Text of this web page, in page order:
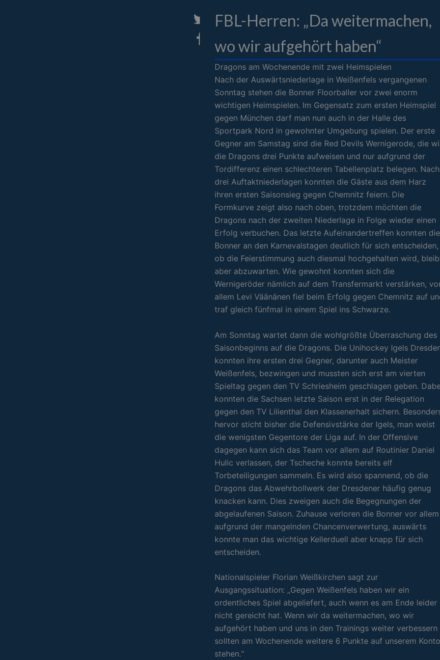
FBL-Herren: „Da weitermachen,
wo wir aufgehört haben“
Dragons am Wochenende mit zwei Heimspielen
Nach der Auswärtsniederlage in Weißenfels vergangenen
Sonntag stehen die Bonner Floorballer vor zwei enorm
wichtigen Heimspielen. Im Gegensatz zum ersten Heimspiel
gegen München darf man nun auch in der Halle des
Sportpark Nord in gewohnter Umgebung spielen. Der erste
Gegner am Samstag sind die Red Devils Wernigerode, die
die Dragons drei Punkte aufweisen und nur aufgrund der
Tordifferenz einen schlechteren Tabellenplatz belegen. Nach
drei Auftaktniederlagen konnten die Gäste aus dem Harz
ihren ersten Saisonsieg gegen Chemnitz feiern. Die
Formkurve zeigt also nach oben, trotzdem möchten die
Dragons nach der zweiten Niederlage in Folge wieder einen
Erfolg verbuchen. Das letzte Aufeinandertreffen konnten die
Bonner an den Karnevalstagen deutlich für sich entscheiden,
ob die Feierstimmung auch diesmal hochgehalten wird,
aber abzuwarten. Wie gewohnt konnten sich die
Wernigeröder nämlich auf dem Transfermarkt verstärken,
allem Levi Väänänen fiel beim Erfolg gegen Chemnitz auf
traf gleich fünfmal in einem Spiel ins Schwarze.
Am Sonntag wartet dann die wohlgrößte Überraschung des
Saisonbeginns auf die Dragons. Die Unihockey Igels
konnten ihre ersten drei Gegner, darunter auch Meister
Weißenfels, bezwingen und mussten sich erst am vierten
Spieltag gegen den TV Schriesheim geschlagen geben.
konnten die Sachsen letzte Saison erst in der Relegation
gegen den TV Lilienthal den Klassenerhalt sichern.
hervor sticht bisher die Defensivstärke der Igels, man weist
die wenigsten Gegentore der Liga auf. In der Offensive
dagegen kann sich das Team vor allem auf Routinier Daniel
Hulic verlassen, der Tscheche konnte bereits elf
Torbeteiligungen sammeln. Es wird also spannend, ob die
Dragons das Abwehrbollwerk der Dresdener häufig genug
knacken kann. Dies zweigen auch die Begegnungen der
abgelaufenen Saison. Zuhause verloren die Bonner vor allem
aufgrund der mangelnden Chancenverwertung, auswärts
konnte man das wichtige Kellerduell aber knapp für sich
entscheiden.
Nationalspieler Florian Weißkirchen sagt zur
Ausgangssituation: „Gegen Weißenfels haben wir ein
ordentliches Spiel abgeliefert, auch wenn es am Ende leider
nicht gereicht hat. Wenn wir da weitermachen, wo wir
aufgehört haben und uns in den Trainings weiter verbessern
sollten am Wochenende weitere 6 Punkte auf unserem Konto
stehen.“